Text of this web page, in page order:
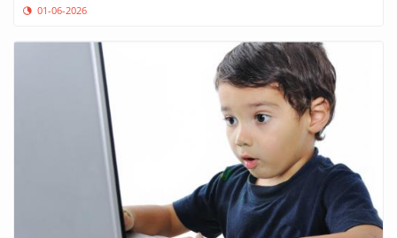
01-06-2026